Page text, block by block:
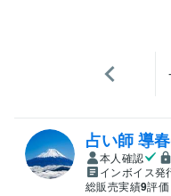
占い師 導春
本人確認
インボイス発
総販売実績9評価